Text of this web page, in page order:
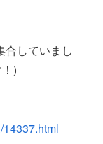
合していまし
)